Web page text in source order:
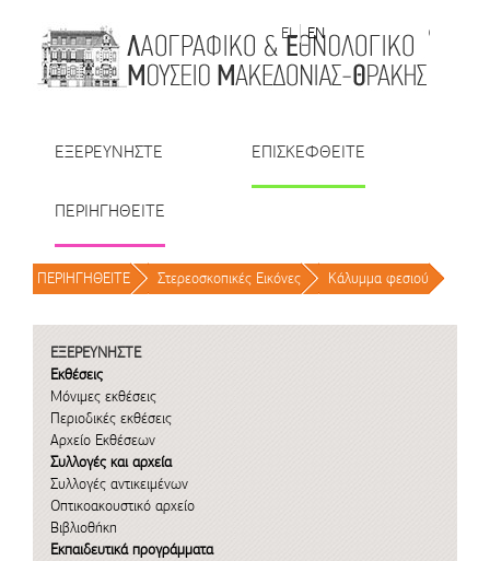
EL
EN | TR | BU | RO
ΕΞΕΡΕΥΝΗΣΤΕ ΕΠΙΣΚΕΦΘΕΙΤΕ
ΠΕΡΙΗΓΗΘΕΙΤΕ
ΠΕΡΙΗΓΗΘΕΙΤΕ / Στερεοσκοπικές Εικόνες / Κάλυμμα φεσιού /
ΕΞΕΡΕΥΝΗΣΤΕ
Εκθέσεις
Μόνιμες εκθέσεις
Περιοδικές εκθέσεις
Αρχείο Εκθέσεων
Συλλογές και αρχεία
Συλλογές αντικειμένων
Οπτικοακουστικό αρχείο
Βιβλιοθήκη
Εκπαιδευτικά προγράμματα